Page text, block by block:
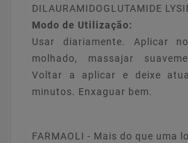
DILAURAMIDOGLUTAMIDE
Modo de Utilização:
Usar diariamente. Aplicar
molhado, massajar
Voltar a aplicar e deixe
minutos. Enxaguar bem.
FARMAOLI - Mais do que uma